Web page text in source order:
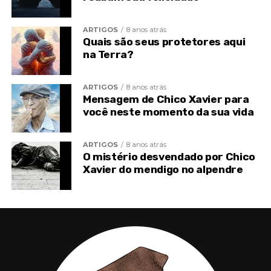
na evolução geral.
ARTIGOS 8 anos atrás
Quais são seus protetores aqui
na Terra?
ARTIGOS 8 anos atrás
Mensagem de Chico Xavier para
você neste momento da sua vida
ARTIGOS 8 anos atrás
O mistério desvendado por Chico
Xavier do mendigo no alpendre